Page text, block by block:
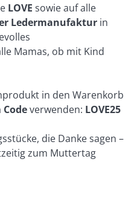
LOVE
Ledermanufaktur in
Mamas, ob mit Kind
in den Warenkorb
Code verwenden: LOVE25
die Danke sagen –
zum Muttertag